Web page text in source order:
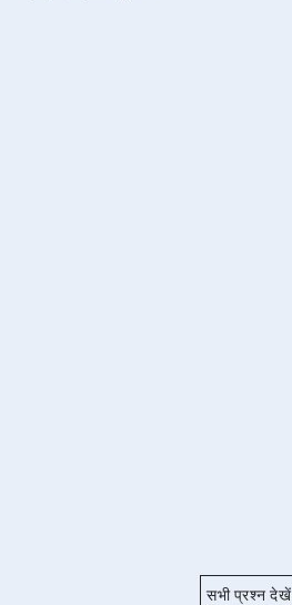
सभी प्रश्न देखें